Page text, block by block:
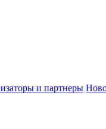
и партнеры